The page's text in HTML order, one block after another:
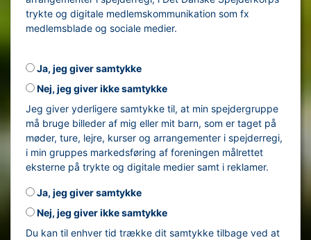
trykte og digitale medlemskommunikation som fx
medlemsblade og sociale medier.
Ja, jeg giver samtykke
Nej, jeg giver ikke samtykke
Jeg giver yderligere samtykke til, at min spejdergruppe
må bruge billeder af mig eller mit barn, som er taget på
møder, ture, lejre, kurser og arrangementer i spejderregi,
i min gruppes markedsføring af foreningen målrettet
eksterne på trykte og digitale medier samt i reklamer.
Ja, jeg giver samtykke
Nej, jeg giver ikke samtykke
Du kan til enhver tid trække dit samtykke tilbage ved at